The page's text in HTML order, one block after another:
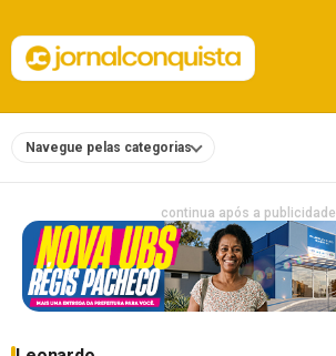
Navegue pelas categorias
continua após a publicidade